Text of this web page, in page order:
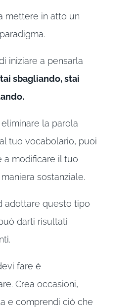
mettere in atto un
iniziare a pensarla
sbagliando, stai
la parola
tuo vocabolario, puoi
a modificare il tuo
sostanziale.
adottare questo tipo
darti risultati
fare è
Crea occasioni,
e comprendi ciò che